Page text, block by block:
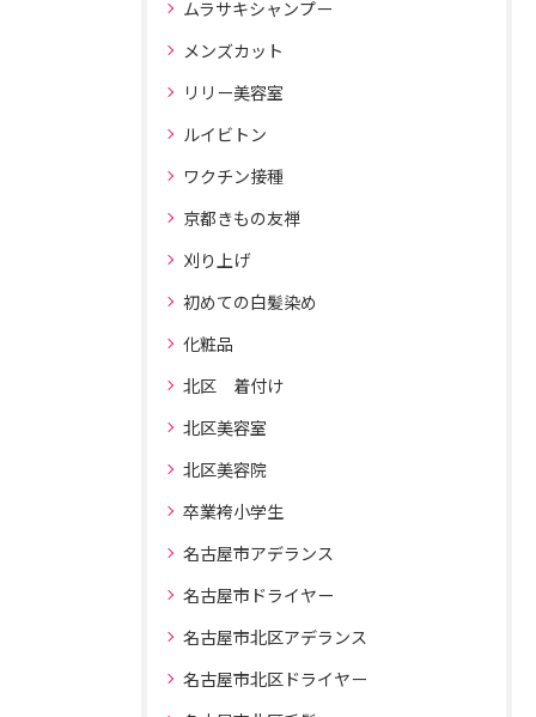
ムラサキシャンプー
メンズカット
リリー美容室
ルイビトン
ワクチン接種
京都きもの友禅
刈り上げ
初めての白髪染め
化粧品
北区 着付け
北区美容室
北区美容院
卒業袴小学生
名古屋市アデランス
名古屋市ドライヤー
名古屋市北区アデランス
名古屋市北区ドライヤー